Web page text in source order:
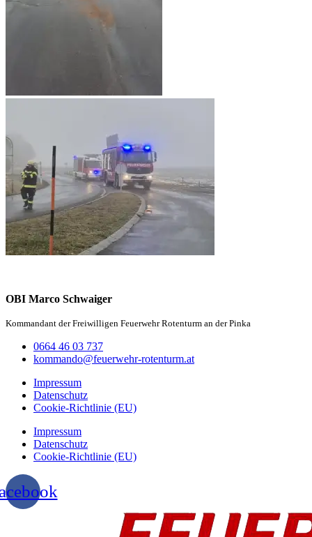
OBI Marco Schwaiger
Kommandant der Freiwilligen Feuerwehr Rotenturm an der Pinka
0664 46 03 737
kommando@feuerwehr-rotenturm.at
Impressum
Datenschutz
Cookie-Richtlinie (EU)
Impressum
Datenschutz
Cookie-Richtlinie (EU)